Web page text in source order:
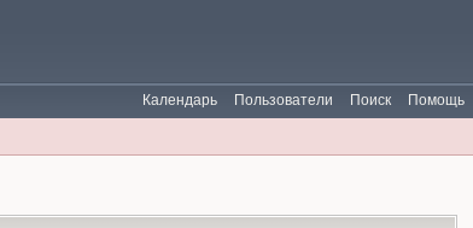
Помощь
Поиск
Пользователи
Календарь